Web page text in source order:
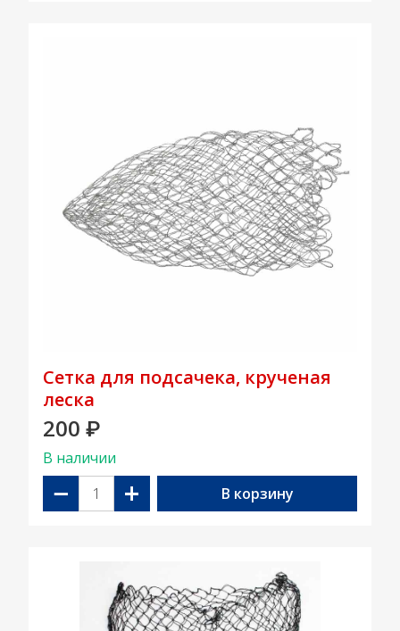
Сетка для подсачека, крученая
леска
200 ₽
В наличии
− + В корзину